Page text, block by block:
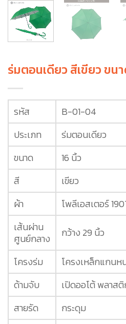
ร่มตอนเดียว สีเขียว ขน
รหัส
B-01-04
ประเภท
ร่มตอนเดียว
ขนาด
16 นิ้ว
สี
เขียว
ผ้า
โพลีเอสเตอร์
เส้นผ่าน
ศูนย์กลาง
กว้าง 29 นิ้ว
โครงร่ม
โครงเหล็กแกนห
ด้ามจับ
เปิดออโต้ พลาส
สายรัด
กระดุม